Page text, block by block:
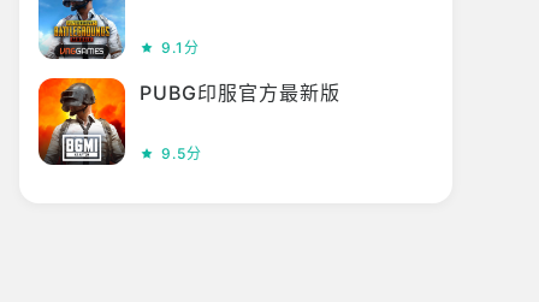
9.1分
PUBG印服官方最新版
9.5分